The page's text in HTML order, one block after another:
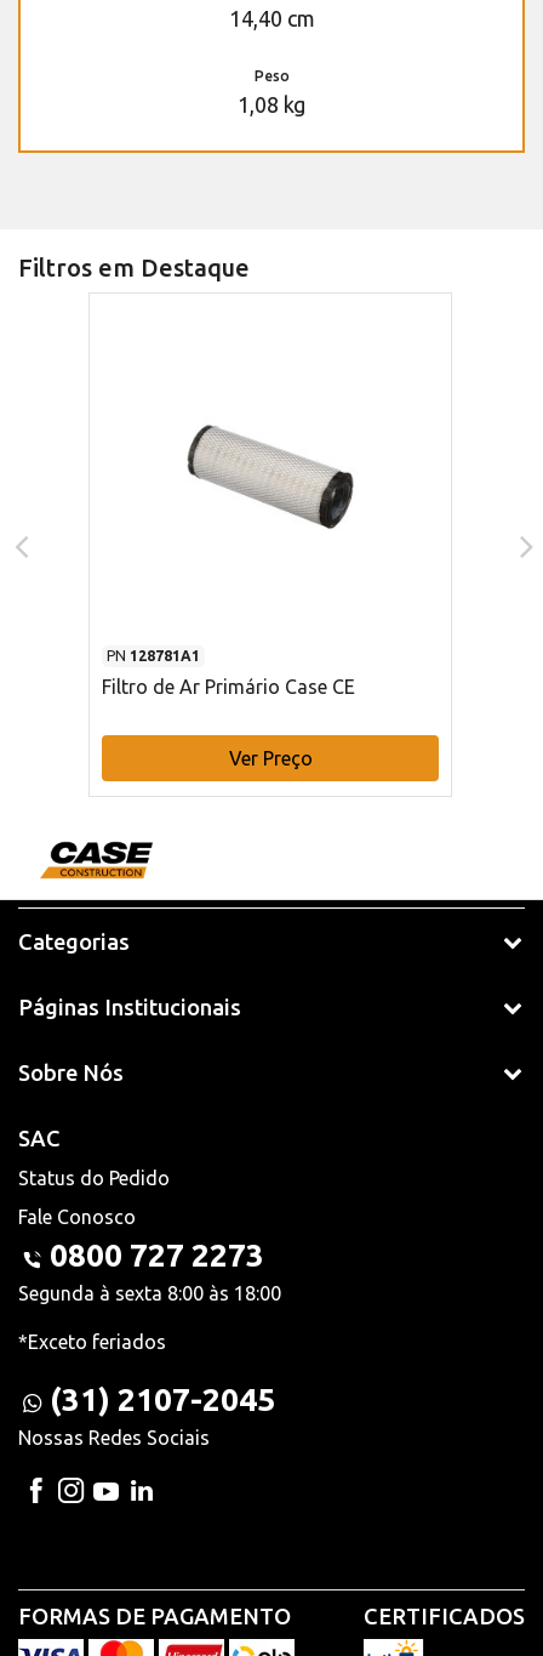
14,40 cm
Peso
1,08 kg
Filtros em Destaque
PN 128781A1
Filtro de Ar Primário Case CE
Ver Preço
Categorias
Páginas Institucionais
Sobre Nós
SAC
Status do Pedido
Fale Conosco
0800 727 2273
Segunda à sexta 8:00 às 18:00
*Exceto feriados
(31) 2107-2045
Nossas Redes Sociais
FORMAS DE PAGAMENTO CERTIFICADOS